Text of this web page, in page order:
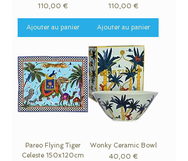
Prix
110,00 €
Ajouter au panier
Prix
110,00 €
Ajouter au panier
Pareo Flying Tiger
Celeste 150x120cm
Wonky Ceramic Bowl
Prix
40,00 €